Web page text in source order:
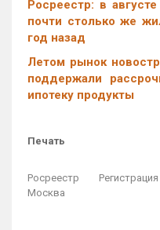
Росреестр: в
почти столько же
год назад
Летом рынок
поддержали
ипотеку продукты
Печать
Росреестр Регистрация
Москва